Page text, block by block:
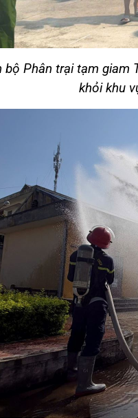
bộ Phân trại tạm
khỏi khu